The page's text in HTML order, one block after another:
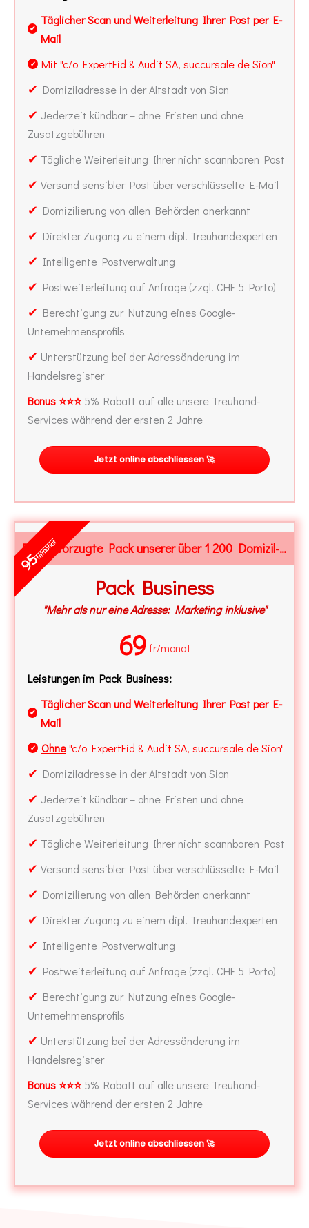
✔
Täglicher Scan und Weiterleitung Ihrer Post per E-
Mail
✔ Mit "c/o ExpertFid & Audit SA, succursale de Sion"
✔ Domiziladresse in der Altstadt von Sion
✔ Jederzeit kündbar – ohne Fristen und ohne
Zusatzgebühren
✔ Tägliche Weiterleitung Ihrer nicht scannbaren Post
✔ Versand sensibler Post über verschlüsselte E-Mail
✔ Domizilierung von allen Behörden anerkannt
✔ Direkter Zugang zu einem dipl. Treuhandexperten
✔ Intelligente Postverwaltung
✔ Postweiterleitung auf Anfrage (zzgl. CHF 5 Porto)
✔ Berechtigung zur Nutzung eines Google-
Unternehmensprofils
✔ Unterstützung bei der Adressänderung im
Handelsregister
Bonus ⭐⭐⭐5% Rabatt auf alle unsere Treuhand-
Services während der ersten 2 Jahre
Jetzt online abschliessen 🚀
Der bevorzugte Pack unserer über 1 200 Domizil-Kunden
Pack Business
"Mehr als nur eine Adresse: Marketing inklusive"
69 fr/monat
Leistungen im Pack Business:
✔
Täglicher Scan und Weiterleitung Ihrer Post per E-
Mail
✔ Ohne"c/o ExpertFid & Audit SA, succursale de Sion"
✔ Domiziladresse in der Altstadt von Sion
✔ Jederzeit kündbar – ohne Fristen und ohne
Zusatzgebühren
✔ Tägliche Weiterleitung Ihrer nicht scannbaren Post
✔ Versand sensibler Post über verschlüsselte E-Mail
✔ Domizilierung von allen Behörden anerkannt
✔ Direkter Zugang zu einem dipl. Treuhandexperten
✔ Intelligente Postverwaltung
✔ Postweiterleitung auf Anfrage (zzgl. CHF 5 Porto)
✔ Berechtigung zur Nutzung eines Google-
Unternehmensprofils
✔ Unterstützung bei der Adressänderung im
Handelsregister
Bonus ⭐⭐⭐5% Rabatt auf alle unsere Treuhand-
Services während der ersten 2 Jahre
Jetzt online abschliessen 🚀
95fr/monat